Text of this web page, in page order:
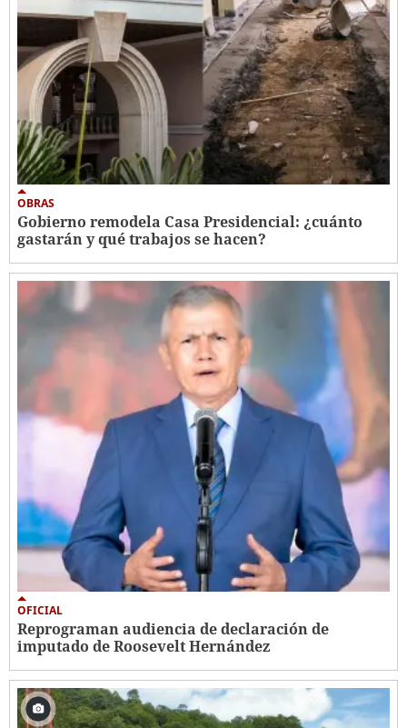
OBRAS
Gobierno remodela Casa Presidencial: ¿cuánto
gastarán y qué trabajos se hacen?
OFICIAL
Reprograman audiencia de declaración de
imputado de Roosevelt Hernández